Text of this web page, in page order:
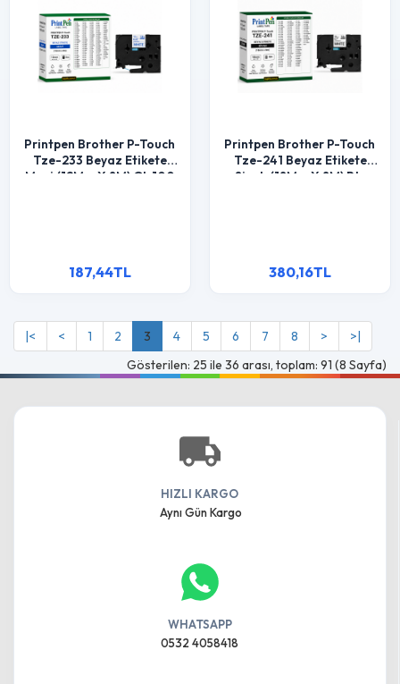
Printpen Brother P-Touch
Tze-233 Beyaz Etikete
Mavi (12Mm X 8M) Gl-100
187,44TL
Printpen Brother P-Touch
Tze-241 Beyaz Etikete
Siyah (18Mm X 8M) Pt-
380,16TL
|< < 1 2 3 4 5 6 7 8 >
>|
Gösterilen: 25 ile 36 arası, toplam: 91 (8 Sayfa)
HIZLI KARGO
Aynı Gün Kargo
WHATSAPP
0532 4058418